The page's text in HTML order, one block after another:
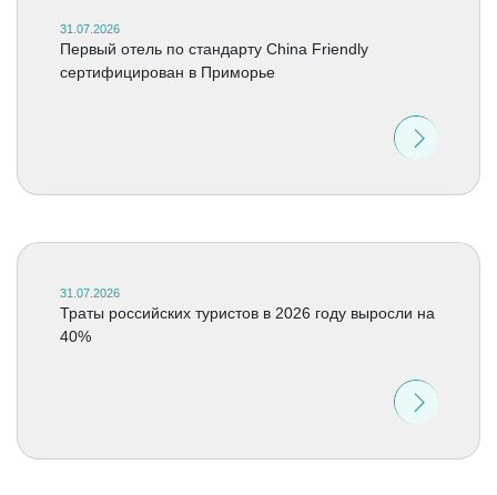
31.07.2026
Первый отель по стандарту China Friendly
сертифицирован в Приморье
31.07.2026
Траты российских туристов в 2026 году выросли на
40%